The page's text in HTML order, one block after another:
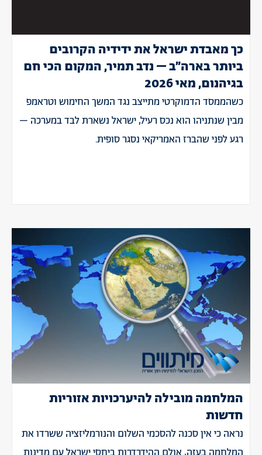
כך מאבדת ישראל את ידידיה הקרובים
ביותר בארה״ב – נדב תמיר, המקום הכי חם
בגיהנום, מאי 2026
כשהממסד הדמוקרטי מתייצב נגד המשך החימוש וטראמפ
מבין שנתניהו הוא נכס רעיל, ישראל נשארת לבד במערכה –
רגע לפני שהברז האמריקאי נסגר סופית.
המלחמה מובילה להיערכויות אזוריות
חדשות
נראה כי אין סכנה להסכמי השלום והנורמליזציה ששרדו את